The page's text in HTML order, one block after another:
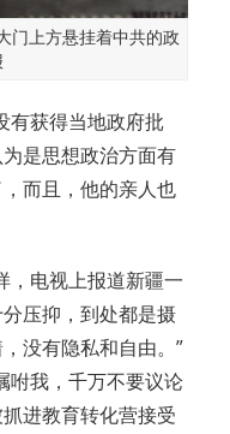
门上方悬挂着中共的政
有获得当地政府批
是思想政治方面有
而且，他的亲人也
，电视上报道新疆一
压抑，到处都是摄
没有隐私和自由。”
咐我，千万不要议论
进教育转化营接受